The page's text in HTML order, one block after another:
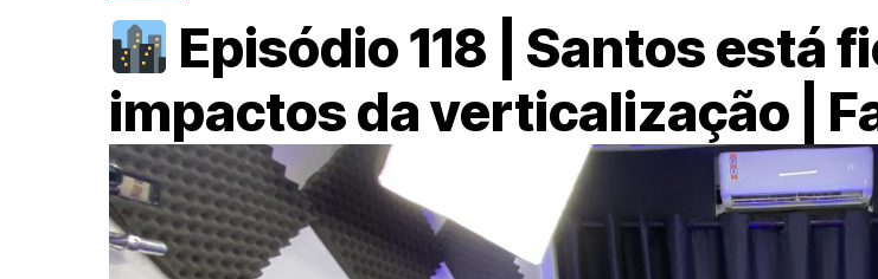
Episódio 118 | Santos está
impactos da verticalização |